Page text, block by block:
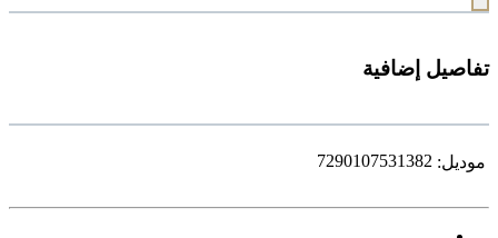
تفاصيل إضافية
موديل: 7290107531382